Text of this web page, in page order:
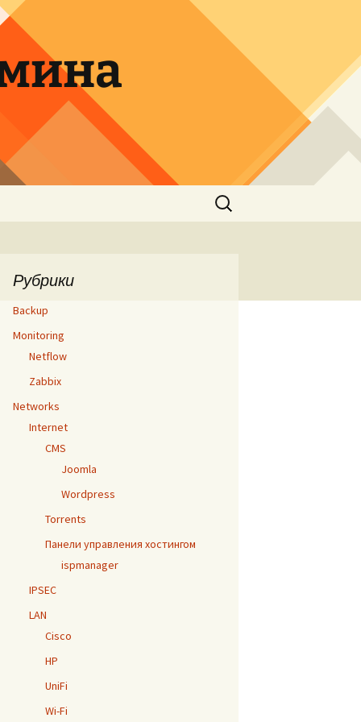
Найти:
Рубрики
Backup
Monitoring
Netflow
Zabbix
Networks
Internet
CMS
Joomla
Wordpress
Torrents
Панели управления хостингом
ispmanager
IPSEC
LAN
Cisco
HP
UniFi
Wi-Fi